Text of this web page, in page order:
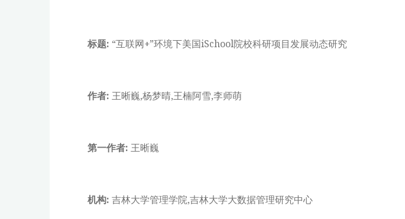
标题: “互联网+”环境下美国iSchool院校科研项目发展动态研究
作者: 王晰巍,杨梦晴,王楠阿雪,李师萌
第一作者: 王晰巍
机构: 吉林大学管理学院,吉林大学大数据管理研究中心